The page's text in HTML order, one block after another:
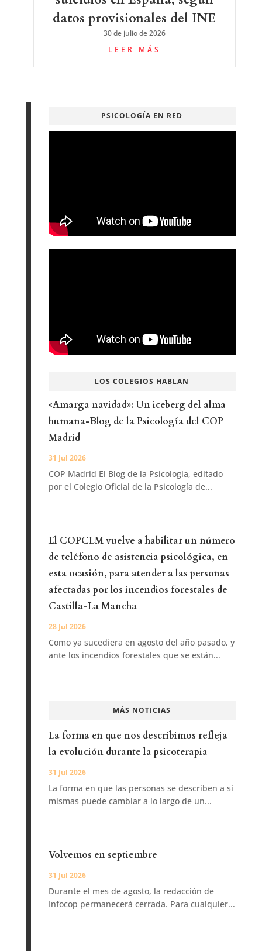
datos provisionales del INE
30 de julio de 2026
LEER MÁS
PSICOLOGÍA EN RED
LOS COLEGIOS HABLAN
«Amarga navidad»: Un iceberg del alma
humana-Blog de la Psicología del COP
Madrid
31 Jul 2026
COP Madrid El Blog de la Psicología, editado
por el Colegio Oficial de la Psicología de...
El COPCLM vuelve a habilitar un número
de teléfono de asistencia psicológica, en
esta ocasión, para atender a las personas
afectadas por los incendios forestales de
Castilla-La Mancha
28 Jul 2026
Como ya sucediera en agosto del año pasado, y
ante los incendios forestales que se están...
MÁS NOTICIAS
La forma en que nos describimos refleja
la evolución durante la psicoterapia
31 Jul 2026
La forma en que las personas se describen a sí
mismas puede cambiar a lo largo de un...
Volvemos en septiembre
31 Jul 2026
Durante el mes de agosto, la redacción de
Infocop permanecerá cerrada. Para cualquier...